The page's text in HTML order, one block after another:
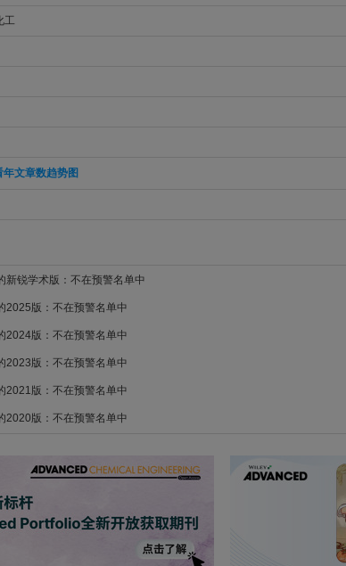
工
年文章数趋势图
新锐学术版：不在预警名单中
2025版：不在预警名单中
2024版：不在预警名单中
2023版：不在预警名单中
2021版：不在预警名单中
2020版：不在预警名单中